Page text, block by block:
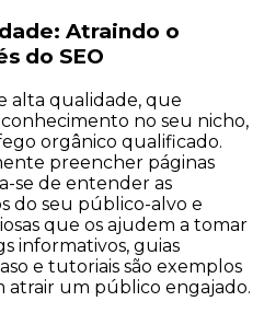
Atraindo o
do SEO
alta qualidade, que
no seu nicho,
orgânico qualificado.
preencher páginas
se de entender as
do seu público-alvo e
que os ajudem a tomar
informativos, guias
e tutoriais são exemplos
um público engajado.